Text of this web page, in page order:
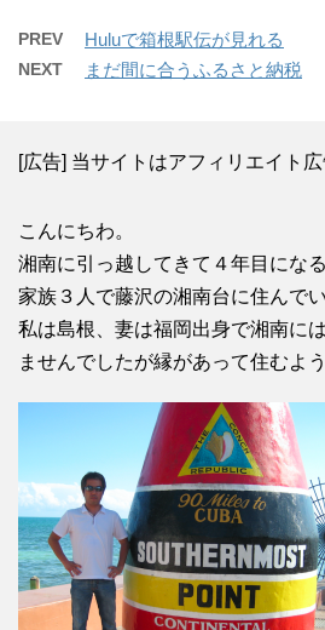
PREV Huluで箱根駅伝が見れる
NEXT まだ間に合うふるさと納税
[広告] 当サイトはアフィリエイト
こんにちわ。
湘南に引っ越してきて４年目にな
家族３人で藤沢の湘南台に住んでい
私は島根、妻は福岡出身で湘南に
ませんでしたが縁があって住むよ